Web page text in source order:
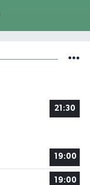
21:30
19:00
19:00